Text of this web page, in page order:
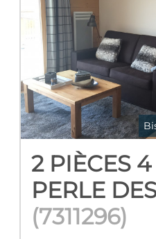
2 PIÈCES
PERLE
(7311296)